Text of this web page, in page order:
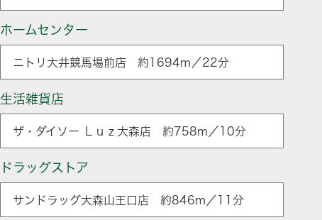
ホームセンター
ニトリ大井競馬場前店 約1694m／22分
生活雑貨店
ザ・ダイソー Ｌｕｚ大森店 約758m／10分
ドラッグストア
サンドラッグ大森山王口店 約846m／11分